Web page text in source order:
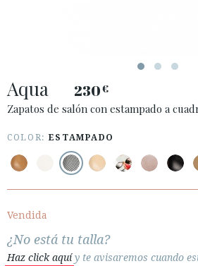
ESPAÑOL
PAÍS: ESPAÑA (PENINSULA
· ATENCIÓN AL CLIENTE
· ENVÍOS
· AVISO LEGAL
Aqua 230€
Zapatos de salón con estampado a
COLOR: ESTAMPADO
Vendida
¿No está tu talla?
Haz click aquíy te avisaremos cuando